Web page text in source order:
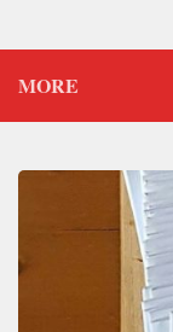
MORE